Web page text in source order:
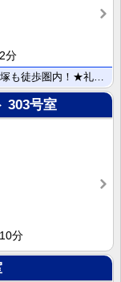
分
303号室
分